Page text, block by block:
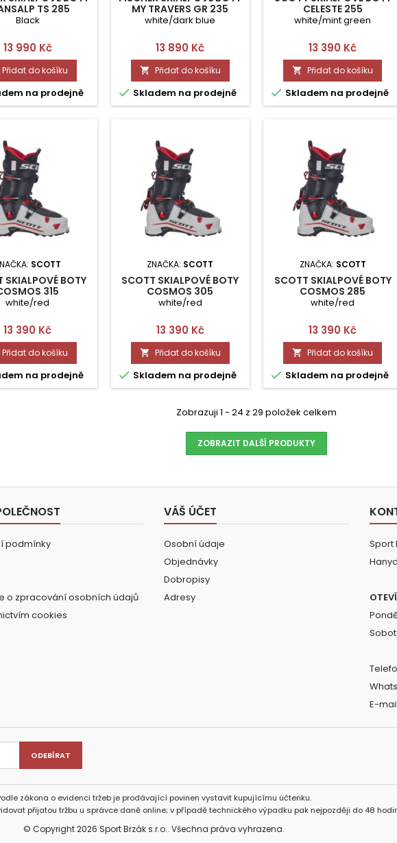
TS 285
Black
Cena
13 990 Kč
Přidat do košíku
na prodejně
MY TRAVERS GR 235
white/dark blue
Cena
13 890 Kč
 Přidat do košíku
 Skladem na prodejně
CELESTE 255
white/mint green
Cena
13 390 Kč
 Přidat do košíku
 Skladem na prodejně
SCOTT
SKIALPOVÉ BOTY
315
white/red
Cena
13 390 Kč
Přidat do košíku
na prodejně
ZNAČKA: SCOTT
SCOTT SKIALPOVÉ BOTY
COSMOS 305
white/red
Cena
13 390 Kč
 Přidat do košíku
 Skladem na prodejně
ZNAČKA: SCOTT
SCOTT SKIALPOVÉ BOTY
COSMOS 285
white/red
Cena
13 390 Kč
 Přidat do košíku
 Skladem na prodejně
Zobrazuji 1 - 24 z 29 položek celkem
ZOBRAZIT DALŠÍ PRODUKTY
podmínky
o zpracování osobních údajů
cookies
VÁŠ ÚČET
Osobní údaje
Objednávky
Dobropisy
Adresy
Sport
E-
zákona o evidenci tržeb je prodávající povinen vystavit kupujícímu účtenku.
přijatou tržbu u správce daně online; v případě technického výpadku pak nejpozději do 48
© Copyright 2026 Sport Brzák s.r.o.. Všechna práva vyhrazena.